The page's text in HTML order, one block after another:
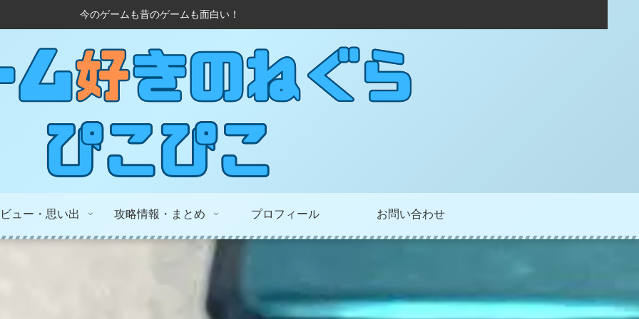
今のゲームも昔のゲームも面白い！
ュー・思い出 攻略情報・まとめ プロフィール お問い合わせ